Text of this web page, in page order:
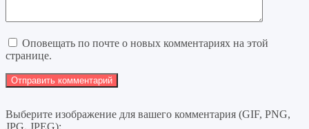
Оповещать по почте о новых комментариях на этой
странице.
Выберите изображение для вашего комментария (GIF, PNG,